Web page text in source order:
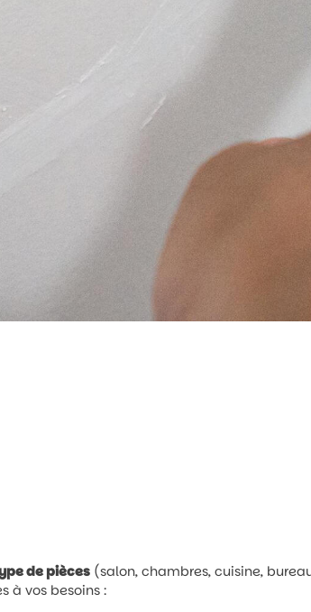
de pièces (salon, chambres, cuisine,
à vos besoins :